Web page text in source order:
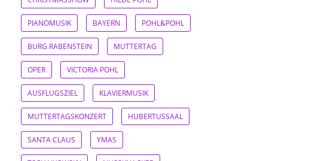
PIANOMUSIK BAYERN POHL&POHL
BURG RABENSTEIN MUTTERTAG
OPER VICTORIA POHL
AUSFLUGSZIEL KLAVIERMUSIK
MUTTERTAGSKONZERT HUBERTUSSAAL
SANTA CLAUS YMAS